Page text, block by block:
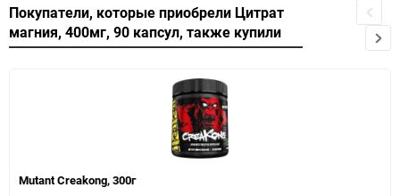
Покупатели, которые приобрели Цитрат
магния, 400мг, 90 капсул, также купили
Mutant Creakong, 300г